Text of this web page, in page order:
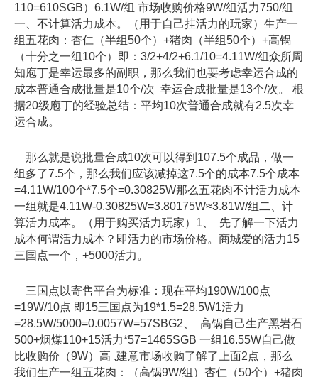
110=610SGB）6.1W/组 市场收购价格9W/组活力750/组
一、不计算活力成本。（用于自己挂活力的玩家）生产一
组五花肉：杏仁（半组50个）+猪肉（半组50个）+高锅
（十分之一组10个）即：3/2+4/2+6.1/10=4.11W/组众所周
知庖丁是幸运最多的副职，那么我们也要考虑幸运合成的
成本普通合成批量是10个/次 幸运合成批量是13个/次。 根
据20级庖丁的经验总结：平均10次普通合成就有2.5次幸
运合成。
那么就是说批量合成10次可以得到107.5个成品，做一
组多了7.5个，那么我们应该减掉这7.5个的成本7.5个成本
=4.11W/100个*7.5个=0.30825W那么五花肉不计活力成本
一组就是4.11W-0.30825W=3.80175W≈3.81W/组二、计
算活力成本。（用于购买活力玩家）1、 先了解一下活力
成本何谓活力成本？即活力的市场价格。商城爱的活力15
三国点一个，+5000活力。
三国点以寄售平台为标准：现在平均190W/100点
=19W/10点 即15三国点为19*1.5=28.5W1活力
=28.5W/5000=0.0057W=57SBG2、 高锅自己生产黑岩石
500+烟煤110+15活力*57=1465SGB 一组16.55W自己做
比收购价（9W）高 ,建意市场收购了解了上面2点，那么
我们生产一组五花肉：（高锅9W/组）杏仁（50个）+猪肉